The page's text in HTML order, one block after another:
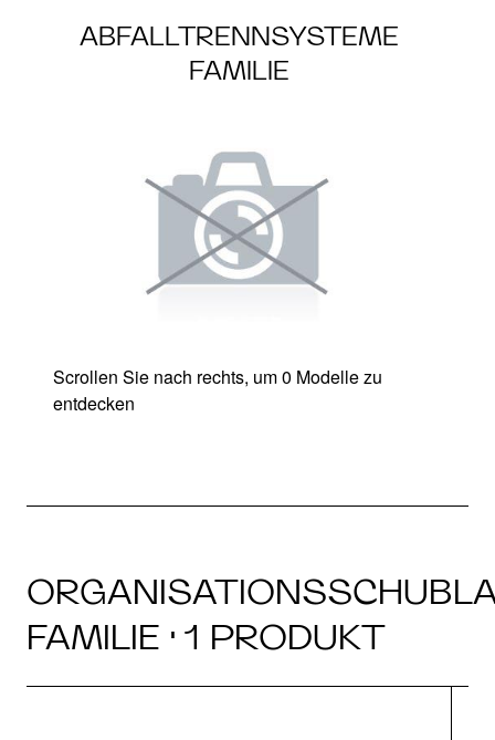
ABFALLTRENNSYSTEME
FAMILIE
Scrollen Sie nach rechts, um 0 Modelle zu
entdecken
FAMILIE · 1 PRODUKT